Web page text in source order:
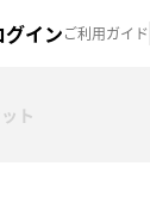
グインご利用ガイド
ト